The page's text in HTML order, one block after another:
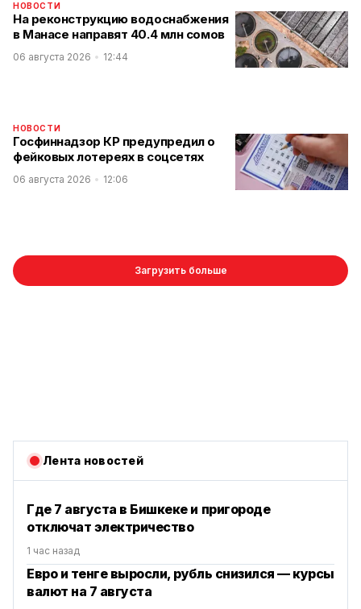
НОВОСТИ
На реконструкцию водоснабжения
в Манасе направят 40.4 млн сомов
06 августа 2026 12:44
НОВОСТИ
Госфиннадзор КР предупредил о
фейковых лотереях в соцсетях
06 августа 2026 12:06
Загрузить больше
Лента новостей
Где 7 августа в Бишкеке и пригороде
отключат электричество
1 час назад
Евро и тенге выросли, рубль снизился — курсы
валют на 7 августа